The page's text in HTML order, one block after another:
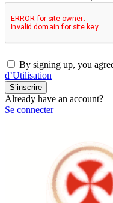
By signing up, you
d’Utilisation
S’inscrire
Already have an account?
Se connecter